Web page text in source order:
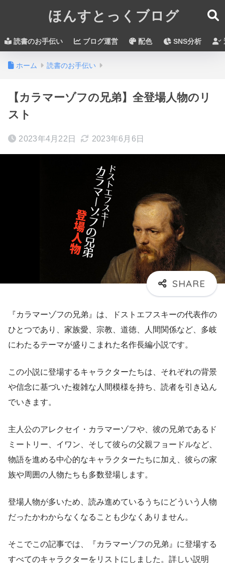
ほんすとっくブログ
読書のお手伝い ブログ運営 配色 SNS分析
ホーム 読書のお手伝い
【カラマーゾフの兄弟】全登場人物のリ
スト
2023年4月22日 2023年6月6日
『カラマーゾフの兄弟』は、ドストエフスキーの代表作の
ひとつであり、家族愛、宗教、道徳、人間関係など、多岐
にわたるテーマが盛りこまれた名作長編小説です。
この小説に登場するキャラクターたちは、それぞれの背景
や信念に基づいた複雑な人間模様を持ち、読者を引き込ん
でいきます。
主人公のアレクセイ・カラマーゾフや、彼の兄弟であるド
ミートリー、イワン、そして彼らの父親フョードルなど、
物語を進める中心的なキャラクターたちに加え、彼らの家
族や周囲の人物たちも多数登場します。
登場人物が多いため、読み進めているうちにどういう人物
だったかわからなくなることも少なくありません。
そこでこの記事では、『カラマーゾフの兄弟』に登場する
すべてのキャラクターをリストにしました。詳しい説明